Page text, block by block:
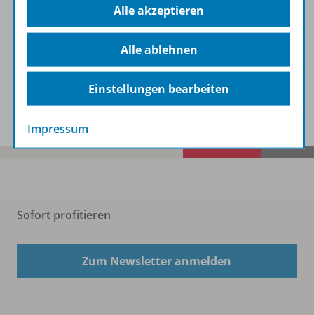
Spar-Pakete
Sofort profitieren
Zum Newsletter anmelden
Alle akzeptieren
Alle ablehnen
Einstellungen bearbeiten
Impressum